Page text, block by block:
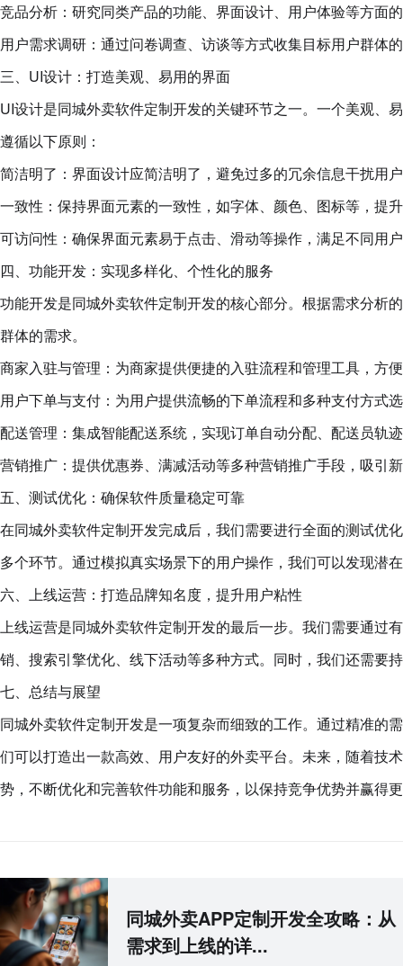
竞品分析：研究同类产品的功能、界面设计、用户体验等方面
用户需求调研：通过问卷调查、访谈等方式收集目标用户群体
三、UI设计：打造美观、易用的界面
UI设计是同城外卖软件定制开发的关键环节之一。一个美观、
遵循以下原则：
简洁明了：界面设计应简洁明了，避免过多的冗余信息干扰用
一致性：保持界面元素的一致性，如字体、颜色、图标等，提
可访问性：确保界面元素易于点击、滑动等操作，满足不同用
四、功能开发：实现多样化、个性化的服务
功能开发是同城外卖软件定制开发的核心部分。根据需求分析
群体的需求。
商家入驻与管理：为商家提供便捷的入驻流程和管理工具，方
用户下单与支付：为用户提供流畅的下单流程和多种支付方式
配送管理：集成智能配送系统，实现订单自动分配、配送员轨
营销推广：提供优惠券、满减活动等多种营销推广手段，吸引
五、测试优化：确保软件质量稳定可靠
在同城外卖软件定制开发完成后，我们需要进行全面的测试优
多个环节。通过模拟真实场景下的用户操作，我们可以发现潜
六、上线运营：打造品牌知名度，提升用户粘性
上线运营是同城外卖软件定制开发的最后一步。我们需要通过
销、搜索引擎优化、线下活动等多种方式。同时，我们还需要
七、总结与展望
同城外卖软件定制开发是一项复杂而细致的工作。通过精准的
们可以打造出一款高效、用户友好的外卖平台。未来，随着技
势，不断优化和完善软件功能和服务，以保持竞争优势并赢得
同城外卖APP定制开发全攻略：从
需求到上线的详...